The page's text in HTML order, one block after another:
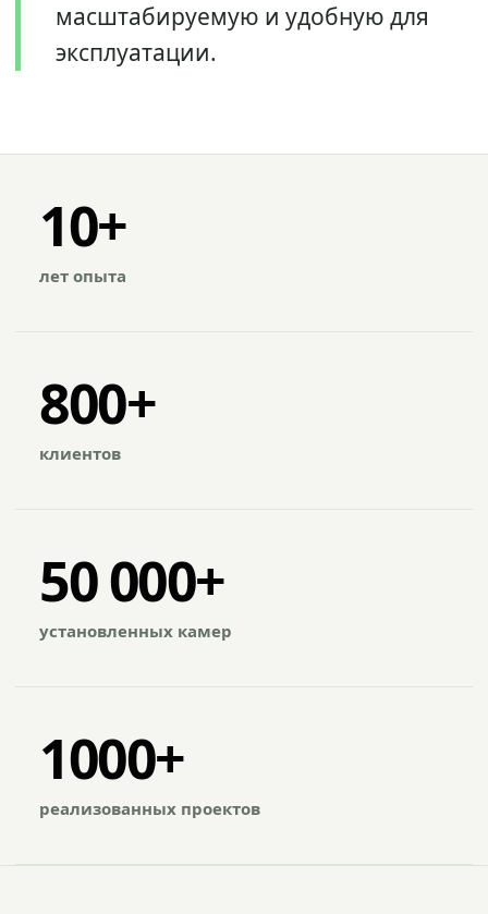
масштабируемую и удобную для
эксплуатации.
10+
лет опыта
800+
клиентов
50 000+
установленных камер
1000+
реализованных проектов